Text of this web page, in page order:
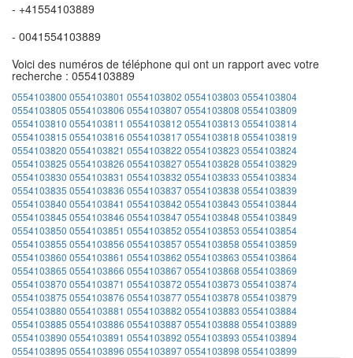
- +41554103889
- 0041554103889
Voici des numéros de téléphone qui ont un rapport avec votre
recherche : 0554103889
0554103800 0554103801 0554103802 0554103803 0554103804
0554103805 0554103806 05541038070554103808 0554103809
0554103810 0554103811 0554103812 0554103813 0554103814
0554103815 0554103816 05541038170554103818 0554103819
0554103820 0554103821 0554103822 0554103823 0554103824
0554103825 0554103826 05541038270554103828 0554103829
0554103830 0554103831 0554103832 0554103833 0554103834
0554103835 0554103836 05541038370554103838 0554103839
0554103840 0554103841 0554103842 0554103843 0554103844
0554103845 0554103846 05541038470554103848 0554103849
0554103850 0554103851 0554103852 0554103853 0554103854
0554103855 0554103856 05541038570554103858 0554103859
0554103860 0554103861 0554103862 0554103863 0554103864
0554103865 0554103866 05541038670554103868 0554103869
0554103870 0554103871 0554103872 0554103873 0554103874
0554103875 0554103876 05541038770554103878 0554103879
0554103880 0554103881 0554103882 0554103883 0554103884
0554103885 0554103886 05541038870554103888 0554103889
0554103890 0554103891 0554103892 0554103893 0554103894
0554103895 0554103896 05541038970554103898 0554103899